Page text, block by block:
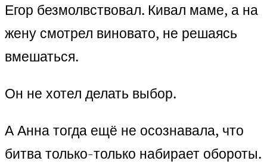
Егор безмолвствовал. Кивал маме, а на
жену смотрел виновато, не решаясь
вмешаться.
Он не хотел делать выбор.
А Анна тогда ещё не осознавала, что
битва только-только набирает обороты.